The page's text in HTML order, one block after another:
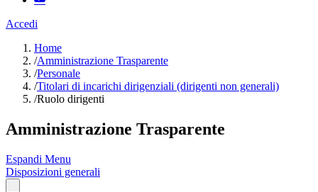
Accedi
Home
/Amministrazione Trasparente
/Personale
/Titolari di incarichi dirigenziali (dirigenti non generali)
/Ruolo dirigenti
Amministrazione Trasparente
Espandi Menu
Disposizioni generali